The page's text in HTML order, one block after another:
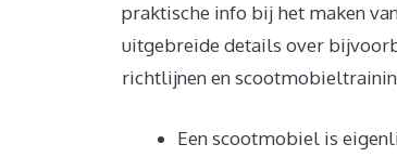
praktische info bij het maken
uitgebreide details over
richtlijnen en
Een scootmobiel is